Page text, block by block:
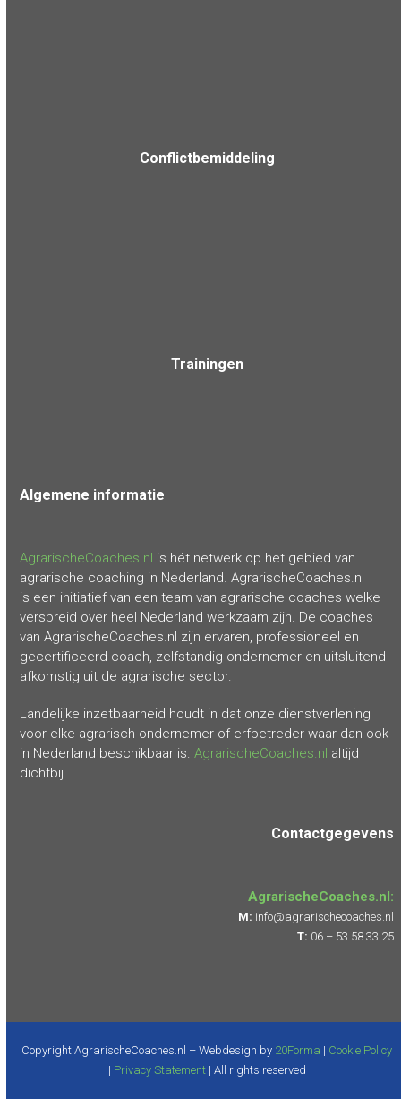
Conflictbemiddeling
Trainingen
Algemene informatie
AgrarischeCoaches.nl is hét netwerk op het gebied van
agrarische coaching in Nederland. AgrarischeCoaches.nl
is een initiatief van een team van agrarische coaches welke
verspreid over heel Nederland werkzaam zijn. De coaches
van AgrarischeCoaches.nl zijn ervaren, professioneel en
gecertificeerd coach, zelfstandig ondernemer en uitsluitend
afkomstig uit de agrarische sector.
Landelijke inzetbaarheid houdt in dat onze dienstverlening
voor elke agrarisch ondernemer of erfbetreder waar dan ook
in Nederland beschikbaar is.AgrarischeCoaches.nl altijd
dichtbij.
Contactgegevens
AgrarischeCoaches.nl:
M: info@agrarischecoaches.nl
T: 06 – 53 58 33 25
Copyright AgrarischeCoaches.nl – Webdesign by 20Forma | Cookie Policy
| Privacy Statement| All rights reserved